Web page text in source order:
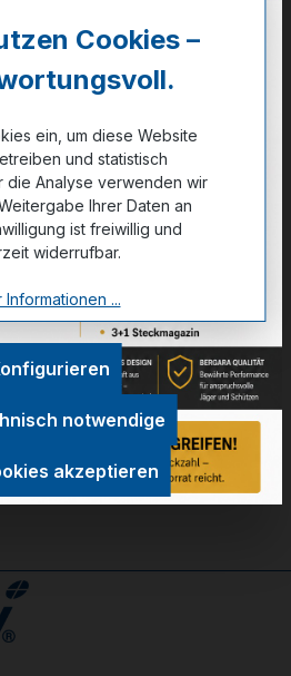
Sie sich jetzt.
Cookies –
ein, um diese Website
und statistisch
die Analyse verwenden wir
Ihrer Daten an
ist freiwillig und
widerrufbar.
Informationen ...
notwendige
akzeptieren